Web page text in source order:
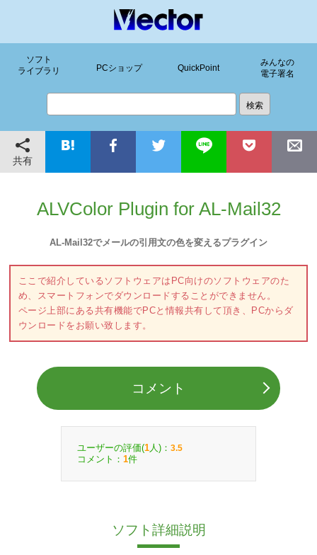
ソフト
ライブラリ
PCショップ QuickPoint
みんなの
電子署名
共有
ALVColor Plugin for AL-Mail32
AL-Mail32でメールの引用文の色を変えるプラグイン
ここで紹介しているソフトウェアはPC向けのソフトウェアのた
め、スマートフォンでダウンロードすることができません。
ページ上部にある共有機能でPCと情報共有して頂き、PCからダ
ウンロードをお願い致します。
コメント
ユーザーの評価(1 人)： 3.5
コメント： 1件
ソフト詳細説明